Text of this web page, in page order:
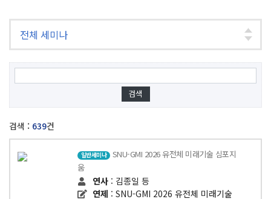
검색 : 639건
일반세미나
SNU-GMI 2026 유전체 미래기술 심포지
움
연사 : 김종일 등
연제 : SNU-GMI 2026 유전체 미래기술